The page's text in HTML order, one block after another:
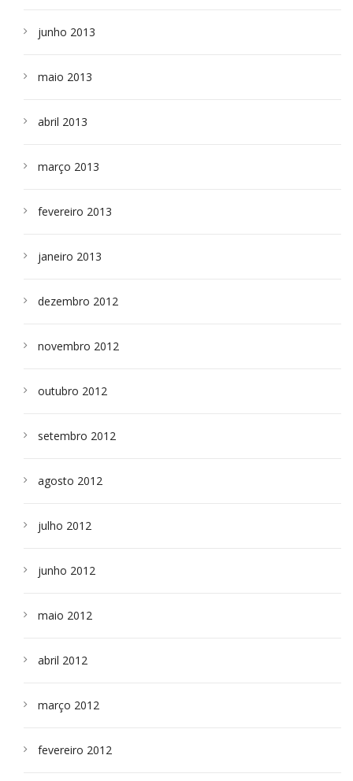
junho 2013
maio 2013
abril 2013
março 2013
fevereiro 2013
janeiro 2013
dezembro 2012
novembro 2012
outubro 2012
setembro 2012
agosto 2012
julho 2012
junho 2012
maio 2012
abril 2012
março 2012
fevereiro 2012